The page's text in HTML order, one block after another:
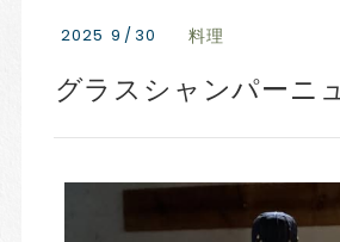
グラスシャンパーニュ
2025 9 / 30 料理